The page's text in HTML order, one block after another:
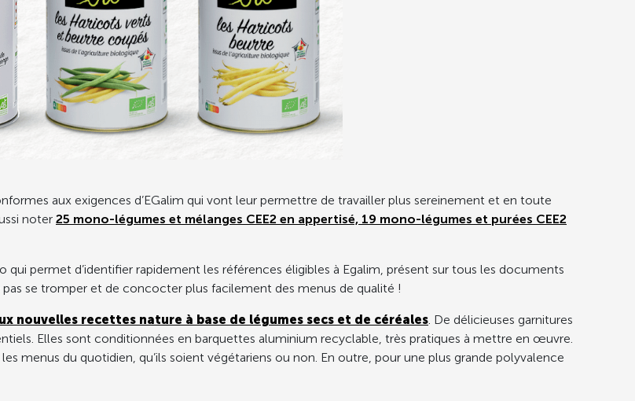
aux exigences d’EGalim qui vont leur permettre de travailler plus sereinement et en toute
noter 25 mono-légumes et mélanges CEE2 en appertisé, 19 mono-légumes et purées CEE2
qui permet d’identifier rapidement les références éligibles à Egalim, présent sur tous les documents
se tromper et de concocter plus facilement des menus de qualité !
nouvelles recettes nature à base de légumes secs et de céréales. De délicieuses garnitures
Elles sont conditionnées en barquettes aluminium recyclable, très pratiques à mettre en œuvre.
menus du quotidien, qu’ils soient végétariens ou non. En outre, pour une plus grande polyvalence